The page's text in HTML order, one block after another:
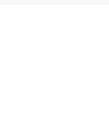
el robo sobre un
juego